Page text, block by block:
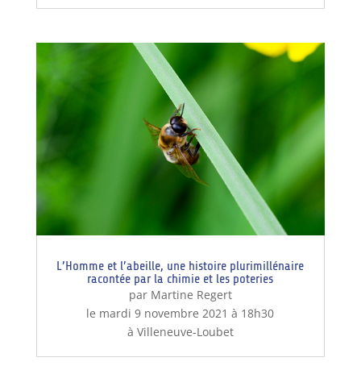
L’Homme et l’abeille, une histoire plurimillénaire
racontée par la chimie et les poteries
par Martine Regert
le mardi 9 novembre 2021 à 18h30
à Villeneuve-Loubet